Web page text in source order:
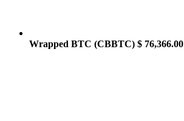
Wrapped BTC (CBBTC) $ 76,366.00